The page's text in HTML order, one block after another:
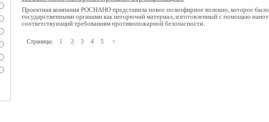
Проектная компания РОСНАНО представила новое полиэфирное волокно, которое
государственными органами как негорючий материал, изготовленный с помощью
соответствующий требованиям противопожарной безопасности.
Страницы: 1 2 3 4 5 >